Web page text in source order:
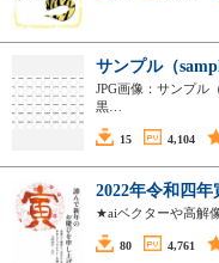
サンプル（
JPG画像：サンプル
黒…
15 4,104
2022年令和四
★aiベクターや高解
80 4,761